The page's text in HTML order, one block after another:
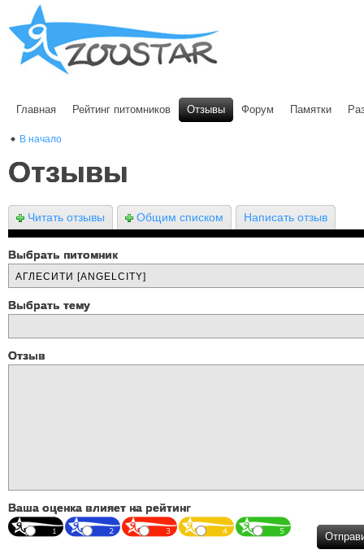
Главная Рейтинг питомников Отзывы Форум Памятки
В начало
Отзывы
Читать отзывы Общим списком Написать отзыв
Выбрать питомник
Выбрать тему
Отзыв
Ваша оценка влияет на рейтинг